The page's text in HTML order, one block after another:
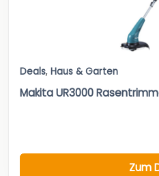
Deals, Haus & Garten
Makita UR3000
Zum